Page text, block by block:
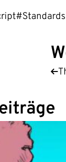
#Standards